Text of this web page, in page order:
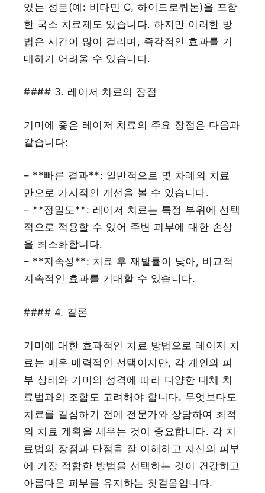
있는 성분(예: 비타민 C, 하이드로퀴논)을 포함
한 국소 치료제도 있습니다. 하지만 이러한 방
법은 시간이 많이 걸리며, 즉각적인 효과를 기
대하기 어려울 수 있습니다.
#### 3. 레이저 치료의 장점
기미에 좋은 레이저 치료의 주요 장점은 다음과
같습니다:
– **빠른 결과**: 일반적으로 몇 차례의 치료
만으로 가시적인 개선을 볼 수 있습니다.
– **정밀도**: 레이저 치료는 특정 부위에 선택
적으로 적용할 수 있어 주변 피부에 대한 손상
을 최소화합니다.
– **지속성**: 치료 후 재발률이 낮아, 비교적
지속적인 효과를 기대할 수 있습니다.
#### 4. 결론
기미에 대한 효과적인 치료 방법으로 레이저 치
료는 매우 매력적인 선택이지만, 각 개인의 피
부 상태와 기미의 성격에 따라 다양한 대체 치
료법과의 조합도 고려해야 합니다. 무엇보다도
치료를 결심하기 전에 전문가와 상담하여 최적
의 치료 계획을 세우는 것이 중요합니다. 각 치
료법의 장점과 단점을 잘 이해하고 자신의 피부
에 가장 적합한 방법을 선택하는 것이 건강하고
아름다운 피부를 유지하는 첫걸음입니다.